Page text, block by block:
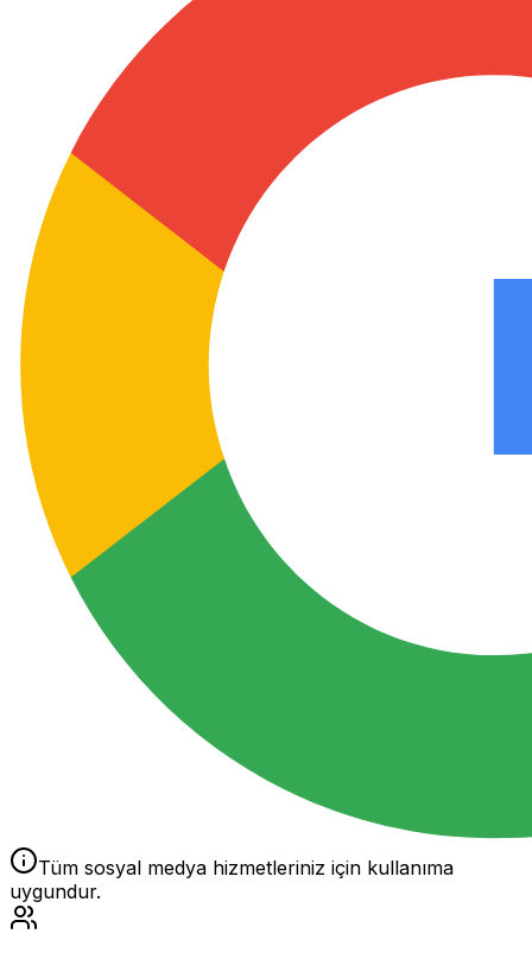
Tüm sosyal medya hizmetleriniz için kullanıma
uygundur.